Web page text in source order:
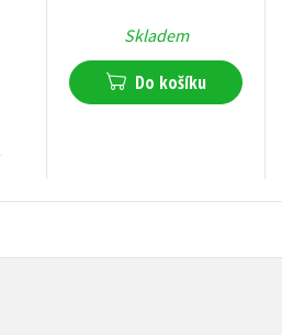
Skladem
Do košíku